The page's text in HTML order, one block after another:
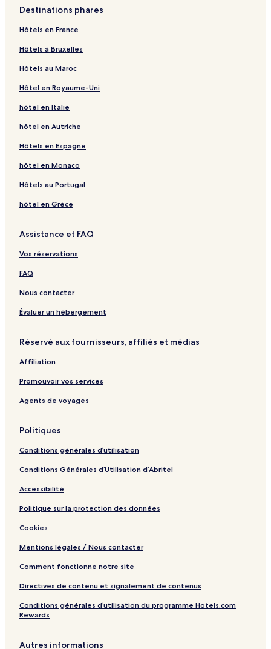
Destinations phares
Hôtels en France
Hôtels à Bruxelles
Hôtels au Maroc
Hôtel en Royaume-Uni
hôtel en Italie
hôtel en Autriche
Hôtels en Espagne
hôtel en Monaco
Hôtels au Portugal
hôtel en Grèce
Assistance et FAQ
Vos réservations
FAQ
Nous contacter
Évaluer un hébergement
Réservé aux fournisseurs, affiliés et médias
Affiliation
Promouvoir vos services
Agents de voyages
Politiques
Conditions générales d’utilisation
Conditions Générales d’Utilisation d’Abritel
Accessibilité
Politique sur la protection des données
Cookies
Mentions légales / Nous contacter
Comment fonctionne notre site
Directives de contenu et signalement de contenus
Conditions générales d’utilisation du programme Hotels.com
Rewards
Autres informations